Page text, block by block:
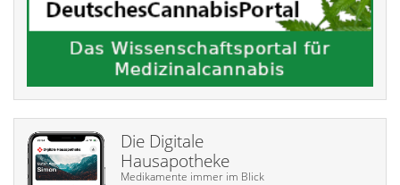
Die Digitale
Hausapotheke
Medikamente immer im Blick